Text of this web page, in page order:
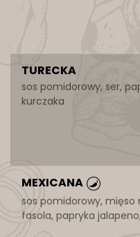
TURECKA
sos pomidorowy, ser,
kurczaka
MEXICANA
sos pomidorowy, mięso
fasola, papryka